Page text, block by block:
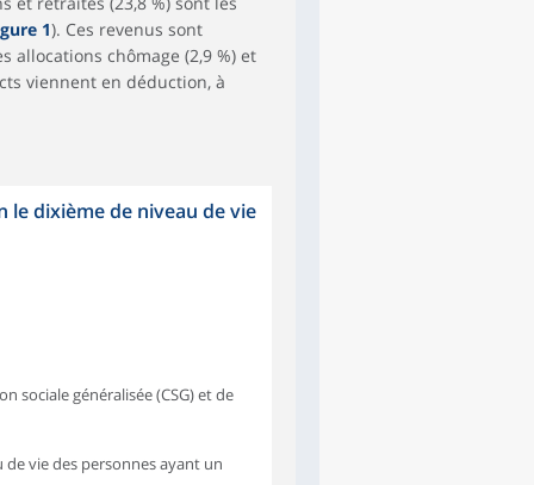
1). Ces revenus sont
allocations chômage (2,9 %) et
viennent en déduction, à
le dixième de niveau de vie
sociale généralisée (CSG) et de
de vie des personnes ayant un